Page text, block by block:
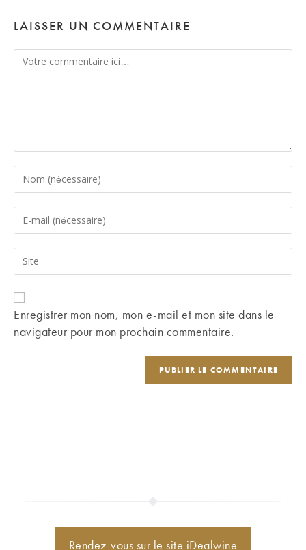
LAISSER UN COMMENTAIRE
Comment
Enter
your
name
comment
Enter
your
email
address
comment
Saisir
l’URL
de
votre
(facultatif)
Enregistrer mon nom, mon e-mail et mon site dans le
navigateur pour mon prochain commentaire.
Rendez-vous sur le site iDealwine